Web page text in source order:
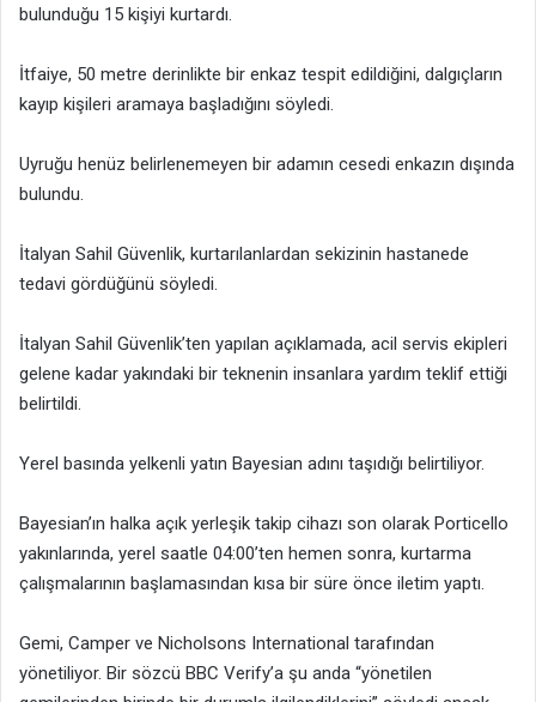
bulunduğu 15 kişiyi kurtardı.
İtfaiye, 50 metre derinlikte bir enkaz tespit edildiğini, dalgıçların
kayıp kişileri aramaya başladığını söyledi.
Uyruğu henüz belirlenemeyen bir adamın cesedi enkazın dışında
bulundu.
İtalyan Sahil Güvenlik, kurtarılanlardan sekizinin hastanede
tedavi gördüğünü söyledi.
İtalyan Sahil Güvenlik’ten yapılan açıklamada, acil servis ekipleri
gelene kadar yakındaki bir teknenin insanlara yardım teklif ettiği
belirtildi.
Yerel basında yelkenli yatın Bayesian adını taşıdığı belirtiliyor.
Bayesian’ın halka açık yerleşik takip cihazı son olarak Porticello
yakınlarında, yerel saatle 04:00’ten hemen sonra, kurtarma
çalışmalarının başlamasından kısa bir süre önce iletim yaptı.
Gemi, Camper ve Nicholsons International tarafından
yönetiliyor. Bir sözcü BBC Verify’a şu anda “yönetilen